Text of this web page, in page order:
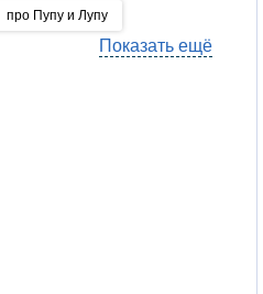
про Пупу и Лупу
Показать ещё